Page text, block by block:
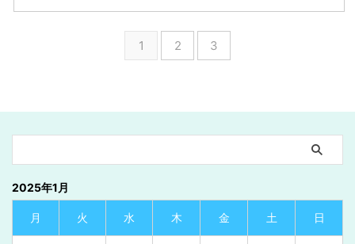
1 2 3
2025年1月
月 火 水 木 金 土 日